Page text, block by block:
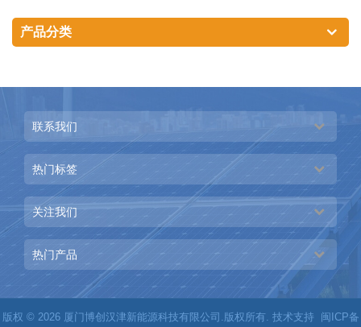
产品分类
联系我们
热门标签
关注我们
热门产品
版权 © 2026 厦门博创汉津新能源科技有限公司.版权所有. 技术支持 闽ICP备